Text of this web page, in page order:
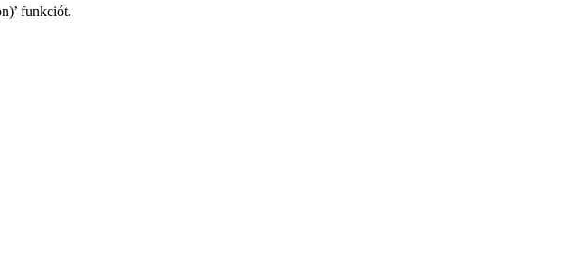
funkciót.